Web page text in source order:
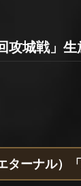
攻城戦」生
ターナル）